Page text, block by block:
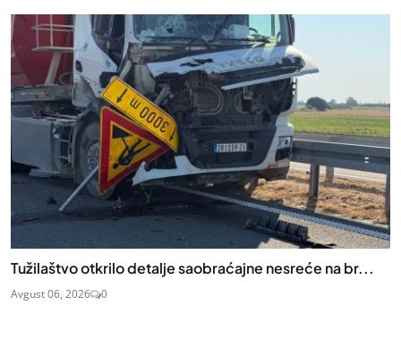
Tužilaštvo otkrilo detalje saobraćajne nesreće na br...
Avgust 06, 2026 0